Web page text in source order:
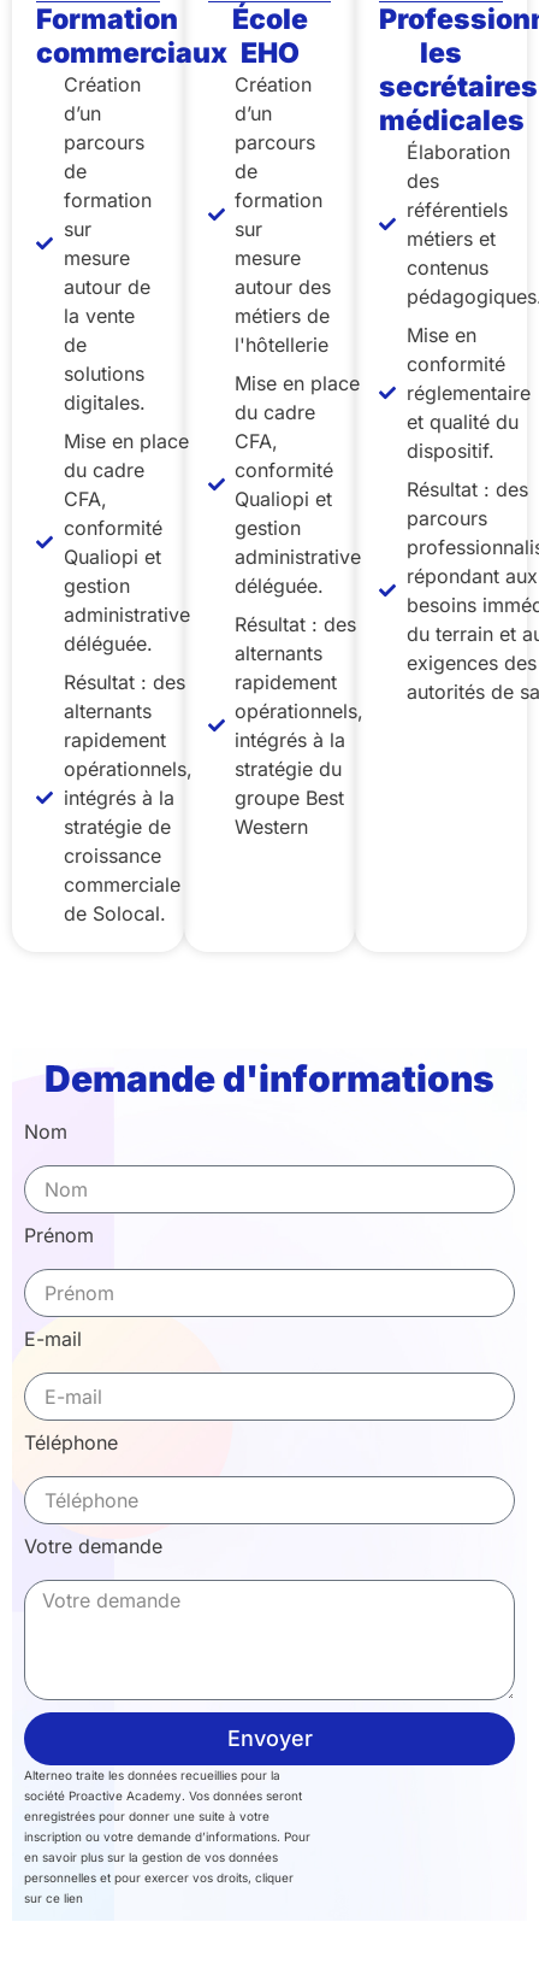
Formation
commerciaux​
Création
d’un
parcours
de
formation
sur
mesure
autour de
la vente
de
solutions
digitales.
Mise en place
du cadre
CFA,
conformité
Qualiopi et
gestion
administrative
déléguée.
Résultat : des
alternants
rapidement
opérationnels,
intégrés à la
stratégie de
croissance
commerciale
de Solocal.
École
EHO
Création
d’un
parcours
de
formation
sur
mesure
autour des
métiers de
l'hôtellerie
Mise en place
du cadre
CFA,
conformité
Qualiopi et
gestion
administrative
déléguée.
Résultat : des
alternants
rapidement
opérationnels,
intégrés à la
stratégie du
groupe Best
Western
les
secrétaires
médicales
Élaboration
des
référentiels
métiers et
contenus
Mise en
conformité
réglementaire
et qualité du
dispositif.
Résultat : des
parcours
répondant aux
besoins
du terrain et
exigences des
autorités de
Demande d'informations
Nom
Prénom
E-mail
Téléphone
Votre demande
Envoyer
Alterneo traite les données recueillies pour la
société Proactive Academy. Vos données seront
enregistrées pour donner une suite à votre
inscription ou votre demande d’informations. Pour
en savoir plus sur la gestion de vos données
personnelles et pour exercer vos droits, cliquer
sur ce lien